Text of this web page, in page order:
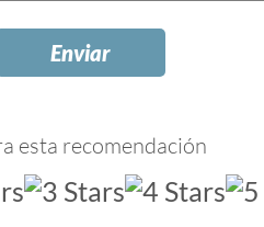
esta recomendación